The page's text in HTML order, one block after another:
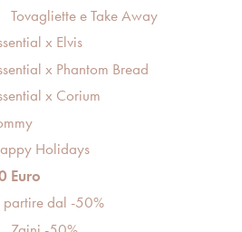
Tovagliette e Take Away
x Elvis
x Phantom Bread
x Corium
Holidays
Euro
partire dal -50%